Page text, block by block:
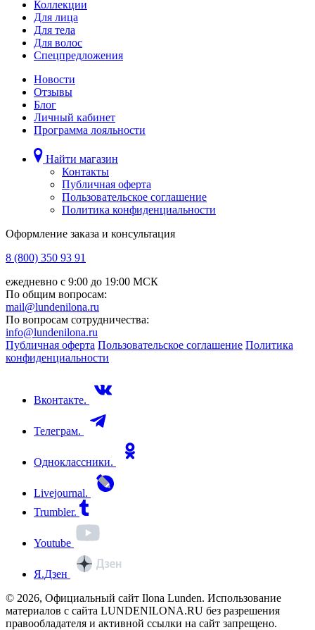
Коллекции
Для лица
Для тела
Для волос
Спецпредложения
Новости
Отзывы
Блог
Личный кабинет
Программа лояльности
Найти магазин
Контакты
Публичная оферта
Пользовательское соглашение
Политика конфиденциальности
Оформление заказа и консультация
8 (800) 350 93 91
ежедневно с 9:00 до 19:00 МСК
По общим вопросам:
mail@lundenilona.ru
По вопросам сотрудничества:
info@lundenilona.ru
Публичная оферта Пользовательское соглашение Политика
конфиденциальности
Вконтакте.
Телеграм.
Одноклассники.
Livejournal.
Trumbler.
Youtube
Я.Дзен
© 2026, Официальный сайт Ilona Lunden. Использование
материалов с сайта LUNDENILONA.RU без разрешения
правообладателя и активной ссылки на сайт запрещено.